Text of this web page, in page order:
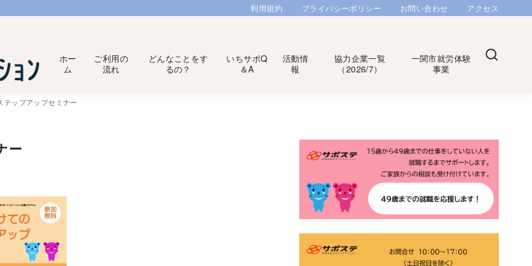
利用規約 プライバシーポリシー お問い合わせ アクセス
ホー
ム
ご利用の
流れ
どんなことをす
るの？
いちサポQ
＆A
活動情
報
協力企業一覧
（2026/7）
一関市就労体験
事業
テップアップセミナー
ー